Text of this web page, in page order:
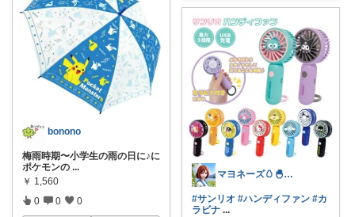
bonono
梅雨時期〜小学生の雨の日に♪に
ポケモンの ...
￥ 1,560
0 0 0
マヨネーズ🥚‪🐣✨️お礼はプロフで♪
#サンリオ #ハンディファン #カ
ラビナ ...